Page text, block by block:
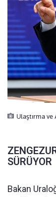
Ulaştırma
SÜRÜYOR
Bakan